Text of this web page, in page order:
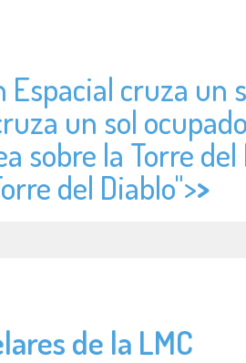
cruza un
un sol
sobre la Torre del
del Diablo">>
de la LMC